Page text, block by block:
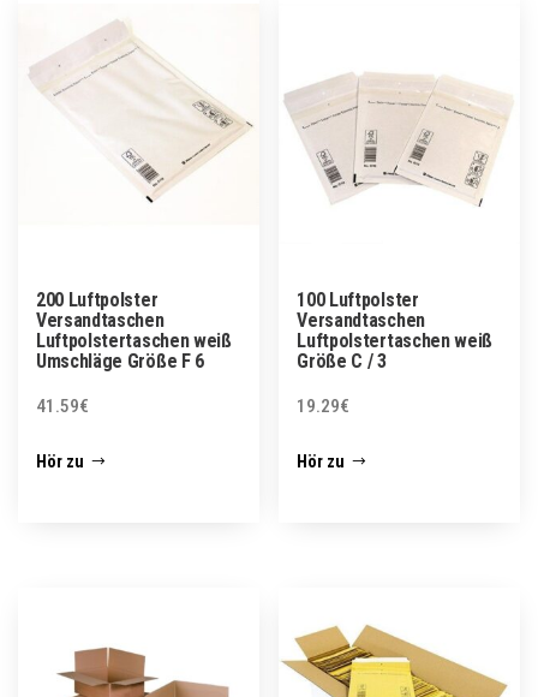
200 Luftpolster
Versandtaschen
Luftpolstertaschen weiß
Umschläge Größe F 6
41.59€
Hör zu
100 Luftpolster
Versandtaschen
Luftpolstertaschen weiß
Größe C / 3
19.29€
Hör zu